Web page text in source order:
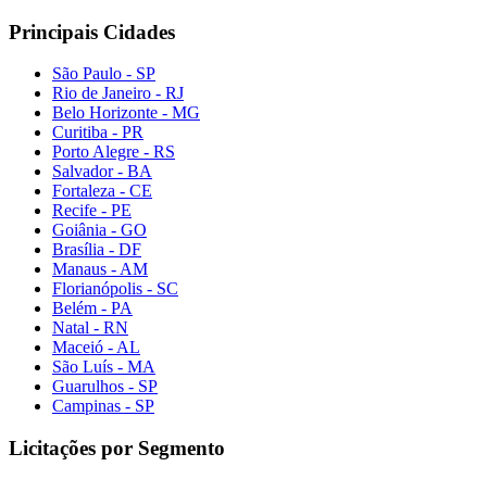
Principais Cidades
São Paulo - SP
Rio de Janeiro - RJ
Belo Horizonte - MG
Curitiba - PR
Porto Alegre - RS
Salvador - BA
Fortaleza - CE
Recife - PE
Goiânia - GO
Brasília - DF
Manaus - AM
Florianópolis - SC
Belém - PA
Natal - RN
Maceió - AL
São Luís - MA
Guarulhos - SP
Campinas - SP
Licitações por Segmento